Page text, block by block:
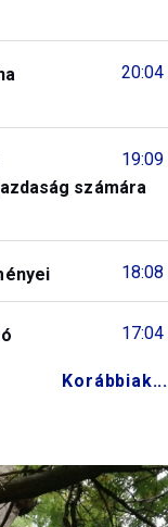
20:04
19:09
számára
18:08
17:04
Korábbiak...